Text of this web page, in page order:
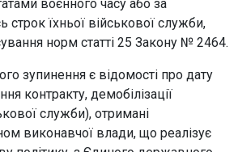
воєнного часу або за
строк їхньої військової служби,
норм статті 25 Закону № 2464.
зупинення є відомості про дату
контракту, демобілізації
служби), отримані
виконавчої влади, що реалізує